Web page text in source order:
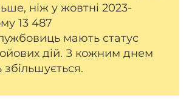
ніж у жовтні 2023-
13 487
мають статус
дій. З кожним днем
збільшується.